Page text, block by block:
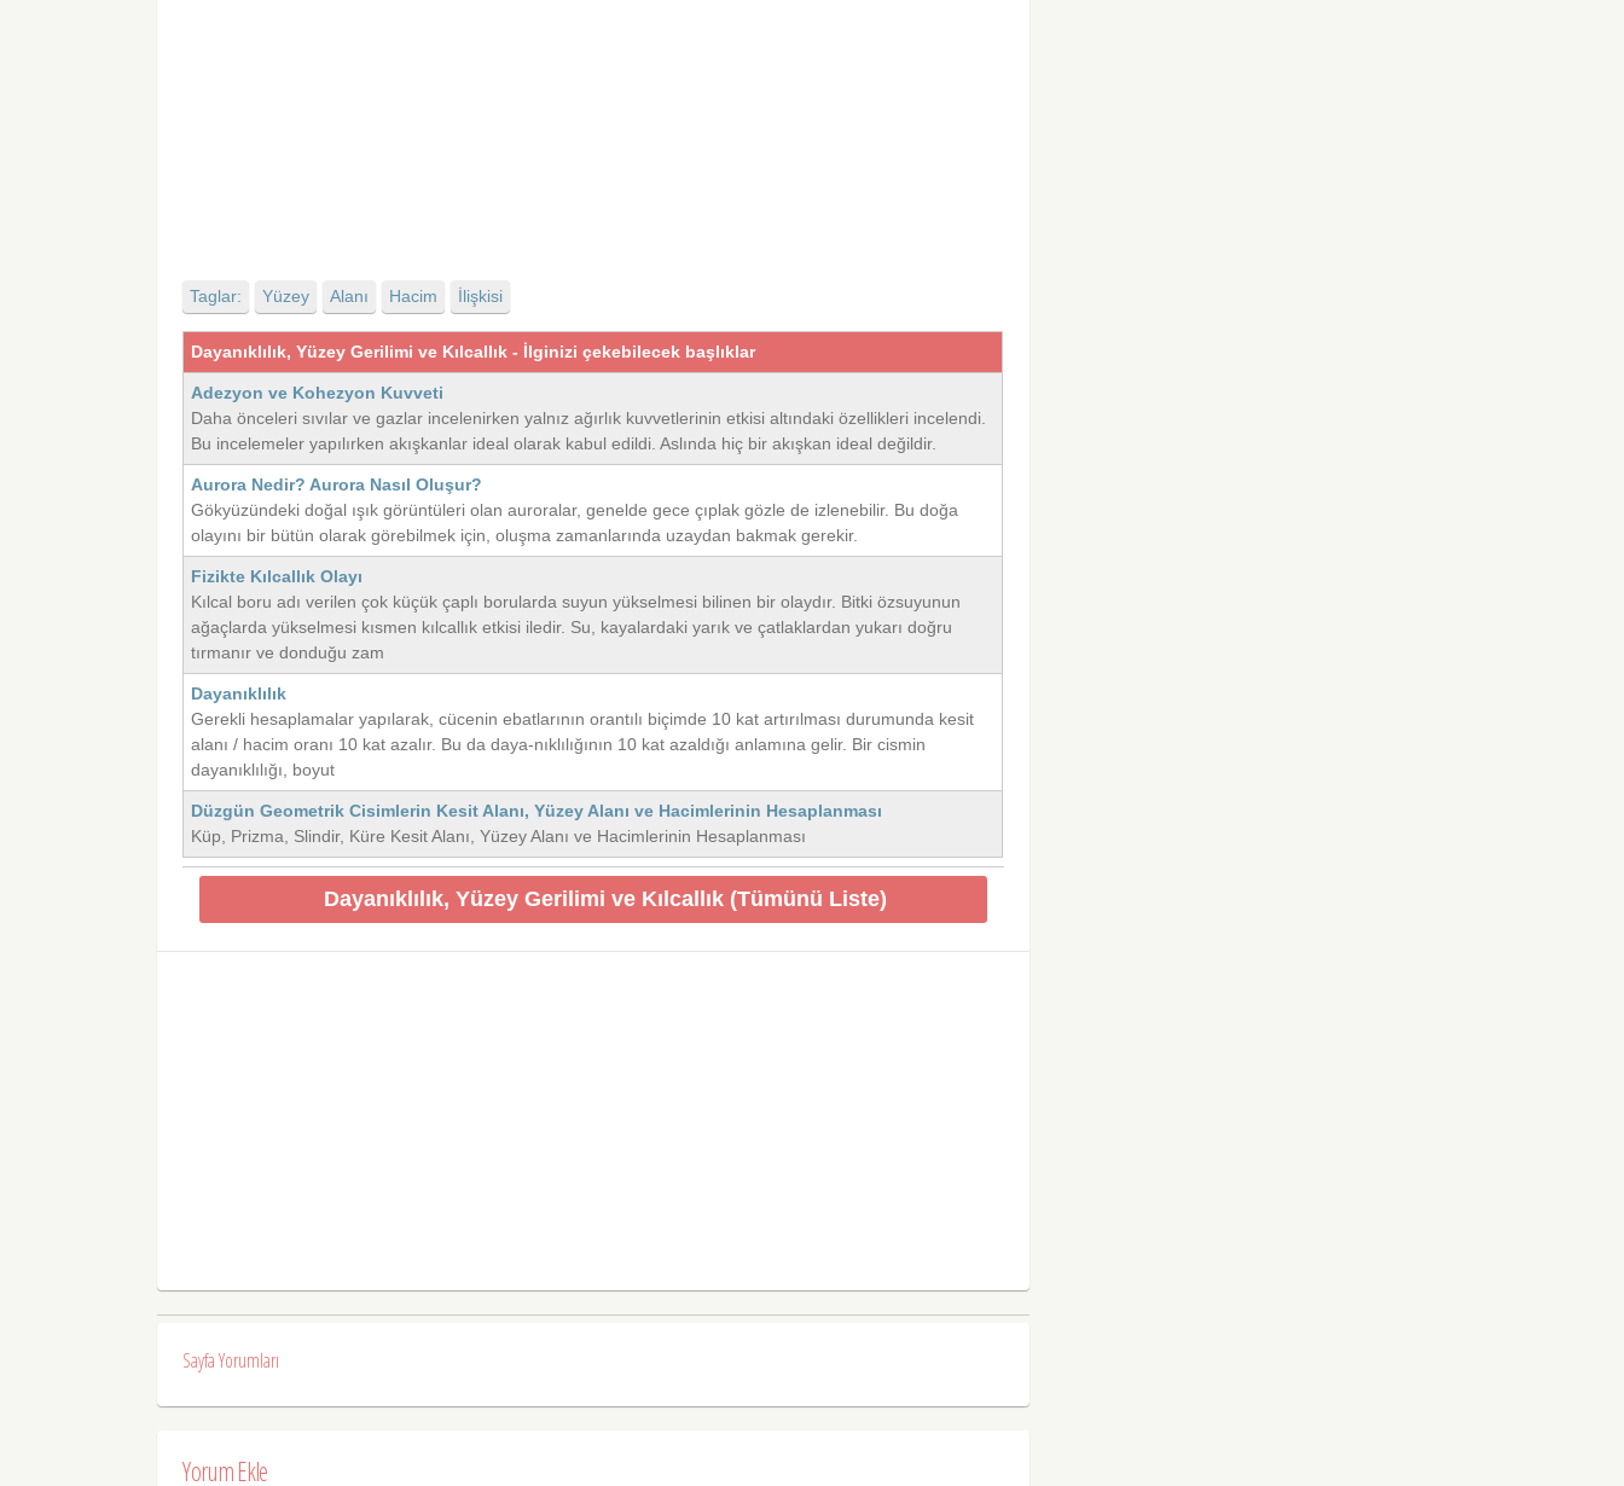
Taglar: Yüzey Alanı Hacim İlişkisi
Dayanıklılık, Yüzey Gerilimi ve Kılcallık - İlginizi çekebilecek başlıklar
Adezyon ve Kohezyon Kuvveti
Daha önceleri sıvılar ve gazlar incelenirken yalnız ağırlık kuvvetlerinin etkisi altındaki özellikleri incelendi.
Bu incelemeler yapılırken akışkanlar ideal olarak kabul edildi. Aslında hiç bir akışkan ideal değildir.
Aurora Nedir? Aurora Nasıl Oluşur?
Gökyüzündeki doğal ışık görüntüleri olan auroralar, genelde gece çıplak gözle de izlenebilir. Bu doğa
olayını bir bütün olarak görebilmek için, oluşma zamanlarında uzaydan bakmak gerekir.
Fizikte Kılcallık Olayı
Kılcal boru adı verilen çok küçük çaplı borularda suyun yükselmesi bilinen bir olaydır. Bitki özsuyunun
ağaçlarda yükselmesi kısmen kılcallık etkisi iledir. Su, kayalardaki yarık ve çatlaklardan yukarı doğru
tırmanır ve donduğu zam
Dayanıklılık
Gerekli hesaplamalar yapılarak, cücenin ebatlarının orantılı biçimde 10 kat artırılması durumunda kesit
alanı / hacim oranı 10 kat azalır. Bu da daya-nıklılığının 10 kat azaldığı anlamına gelir. Bir cismin
dayanıklılığı, boyut
Düzgün Geometrik Cisimlerin Kesit Alanı, Yüzey Alanı ve Hacimlerinin Hesaplanması
Küp, Prizma, Slindir, Küre Kesit Alanı, Yüzey Alanı ve Hacimlerinin Hesaplanması
Dayanıklılık, Yüzey Gerilimi ve Kılcallık (Tümünü Liste)
Sayfa Yorumları
Yorum Ekle